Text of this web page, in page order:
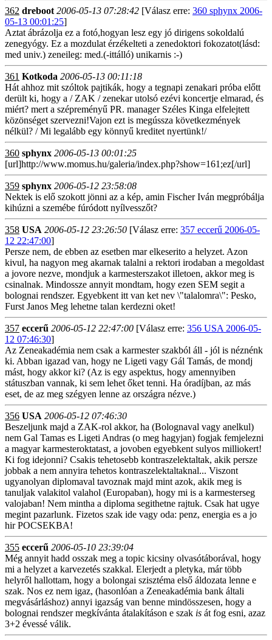
362 dreboot 2006-05-13 07:28:42 [Válasz erre: 360 sphynx 2006-
05-13 00:01:25]
Aztat ábrázolja ez a fotó,hogyan lesz egy jó dirigens sokoldalú
zenegyógy. Ez a mozdulat érzékelteti a zenedoktori fokozatot(lásd:
med univ.) zeneileg: med.(-ittálló) unikarnis :-)
361 Kotkoda 2006-05-13 00:11:18
Hát ahhoz mit szóltok pajtikák, hogy a tegnapi zenakari próba előtt
derült ki, hogy a / ZAK / zenekar utolsó ezévi koncertje elmarad, és
miért? mert a szépreményű PR. manager Széles Kinga elfelejtett
közönséget szervezni!Vajon ezt is megússza következmények
nélkül? / Mi legalább egy könnyű kreditet nyertünk!/
360 sphynx 2006-05-13 00:01:25
[url]http://www.momus.hu/galeria/index.php?show=161;ez[/url]
359 sphynx 2006-05-12 23:58:08
Nektek is elő szokott jönni az a kép, amin Fischer Iván megpróbálja
kihúzni a szemébe fúródott nyílvesszőt?
358 USA 2006-05-12 23:26:50 [Válasz erre: 357 eccerű 2006-05-
12 22:47:00]
Persze nem, de ebben az esetben mar elkeserito a helyzet. Azon
kivul, ha nagyon meg akarnak talalni a rektori irodaban a megoldast
a jovore nezve, mondjuk a karmesterszakot illetoen, akkor meg is
csinalnak. Mindossze annyit mondtam, hogy ezen SEM segit a
bolognai rendszer. Egyebkent itt van ket nev \"talalomra\": Pesko,
Furst Janos Meg lehetne talan kerdezni oket!
357 eccerű 2006-05-12 22:47:00 [Válasz erre: 356 USA 2006-05-
12 07:46:30]
Az Zeneakadémia nem csak a karmester szakból áll - jól is néznénk
ki. Abban igazad van, hogy ne Ligeti vagy Gál Tamás, de mondj
mást, hogy akkor ki? (Az is egy aspektus, hogy amennyiben
státuszban vannak, ki sem lehet őket tenni. Ha óradíjban, az más
eset, de az meg szégyen lenne az országra nézve.)
356 USA 2006-05-12 07:46:30
Beszeljunk majd a ZAK-rol akkor, ha (Bolognaval vagy anelkul)
nem Gal Tamas es Ligeti Andras (o meg hagyjan) fogjak femjelezni
a magyar karmesteroktatast, a jovoben egyebkent sulyos milliokert!
Ki fog idejonni? Csakis tehetosebb kontraszelektaltak, akik persze
jobbak a nem annyira tehetos kontraszelektaltaknal... Viszont
ugyanolyan diplomaval tavoznak majd mint azok, akik meg is
tanuljak valakitol valahol (Europaban), hogy mi is a karmesterseg
valojaban! Nem mintha a diploma segithetne rajtuk. Csak hat ugye
megint pazarlunk. Fizetos szak ide vagy oda: penz, energia es a jo
hir POCSEKBA!
355 eccerű 2006-05-10 23:39:04
Még annyit hadd osszak meg a topic kicsiny olvasótáborával, hogy
mi a helyzet a karvezetés szakkal. Elerjedt a pletyka, már több
helyről hallottam, hogy a bolongai szisztéma első áldozata lenne e
szak. Nos ez nem igaz, (hasonlóan a Zeneakadémia bank általi
megvásárláshoz) annyi igazság van benne mindösszesen, hogy a
bolognai rendszer megkívánta átalakításon e szak is át fog esni, azaz
3+2 évessé válik.